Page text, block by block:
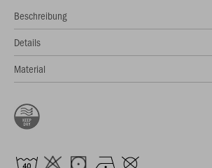
Beschreibung
Details
Material